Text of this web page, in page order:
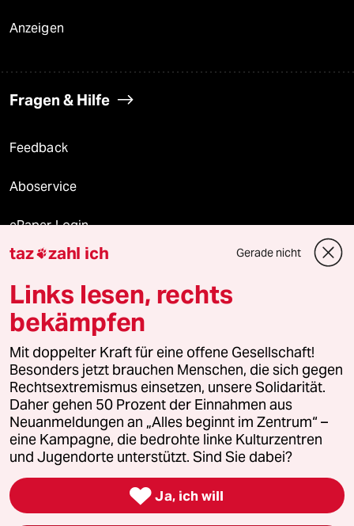
Anzeigen
Fragen & Hilfe
Feedback
Aboservice
ePaper Login
Downloads für Abonnierende
© 2026 taz Verlags und Vertriebs GmbH
Alle Rechte vorbehalten. Bei rechtlichen Fragen oder für Genehmigungen
wenden Sie sich bitte an
lizenzen@taz.de
Feedback Redaktionsstatut Kommune-Richtlinien
Leitlinie Informant Datenschutz Impressum AGB
Seitenwende Einwilligungen widerrufen (Ads)
taz zahl ich Gerade nicht
Links lesen, rechts
bekämpfen
Mit doppelter Kraft für eine offene Gesellschaft!
Besonders jetzt brauchen Menschen, die sich gegen
Rechtsextremismus einsetzen, unsere Solidarität.
Daher gehen 50 Prozent der Einnahmen aus
Neuanmeldungen an „Alles beginnt im Zentrum“ –
eine Kampagne, die bedrohte linke Kulturzentren
und Jugendorte unterstützt. Sind Sie dabei?
 Ja, ich will